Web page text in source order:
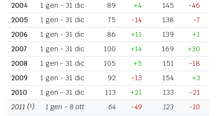
2004
1 gen - 31 dic 89 +4 145
-46
2005
1 gen - 31 dic 75 -14 138
-7
2006
1 gen - 31 dic 86 +11 139
+1
2007
1 gen - 31 dic 100 +14 169
+30
2008
1 gen - 31 dic 105 +5 151
-18
2009
1 gen - 31 dic 92 -13 154
+3
2010
1 gen - 31 dic 113 +21 133
-21
2011 (¹) 1 gen - 8 ott 64 -49 123
-10